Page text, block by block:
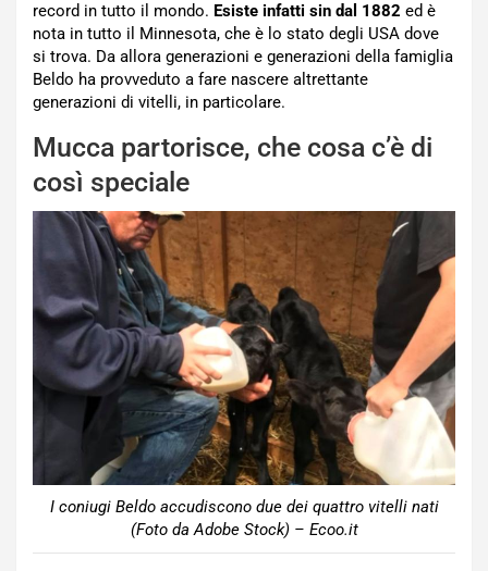
record in tutto il mondo. Esiste infatti sin dal 1882 ed è
nota in tutto il Minnesota, che è lo stato degli USA dove
si trova. Da allora generazioni e generazioni della famiglia
Beldo ha provveduto a fare nascere altrettante
generazioni di vitelli, in particolare.
Mucca partorisce, che cosa c’è di
così speciale
I coniugi Beldo accudiscono due dei quattro vitelli nati
(Foto da Adobe Stock) – Ecoo.it